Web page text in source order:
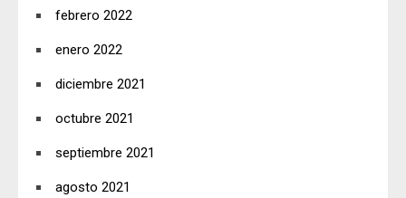
febrero 2022
enero 2022
diciembre 2021
octubre 2021
septiembre 2021
agosto 2021